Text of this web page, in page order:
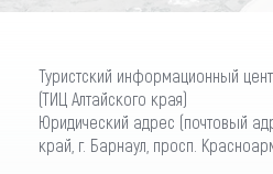
Туристский информационный
(ТИЦ Алтайского края)
Юридический адрес (почтовый
край, г. Барнаул, просп.